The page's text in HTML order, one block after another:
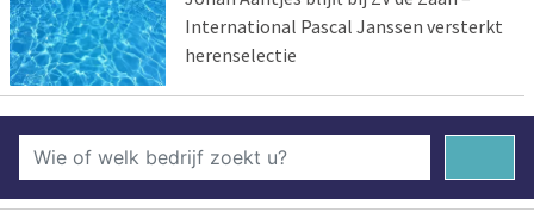
International Pascal Janssen versterkt
herenselectie